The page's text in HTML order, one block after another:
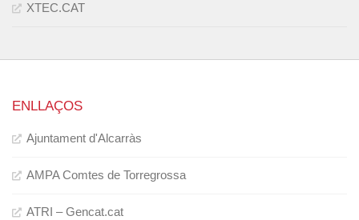
XTEC.CAT
ENLLAÇOS
Ajuntament d'Alcarràs
AMPA Comtes de Torregrossa
ATRI – Gencat.cat